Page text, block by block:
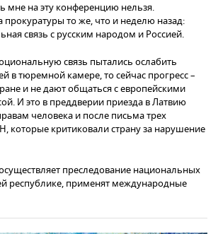
мне на эту конференцию нельзя.
прокуратуры то же, что и неделю назад:
связь с русским народом и Россией.
связь пытались ослабить
в тюремной камере, то сейчас прогресс –
и не дают общаться с европейскими
И это в преддверии приезда в Латвию
человека и после письма трех
которые критиковали страну за нарушение
преследование национальных
республике, применят международные